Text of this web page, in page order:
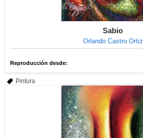
Sabio
Orlando Castro Ortiz
Reproducción desde:
Pintura